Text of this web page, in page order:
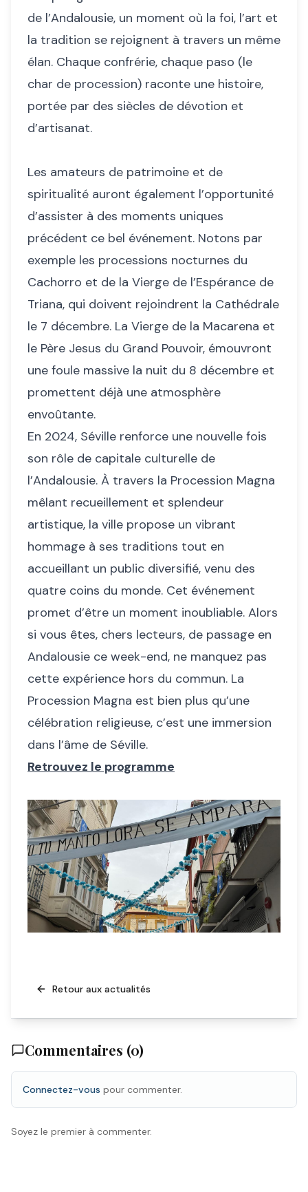
de l’Andalousie, un moment où la foi, l’art et
la tradition se rejoignent à travers un même
élan. Chaque confrérie, chaque paso (le
char de procession) raconte une histoire,
portée par des siècles de dévotion et
d’artisanat.
Les amateurs de patrimoine et de
spiritualité auront également l’opportunité
d’assister à des moments uniques
précédent ce bel événement. Notons par
exemple les processions nocturnes du
Cachorro et de la Vierge de l’Espérance de
Triana, qui doivent rejoindrent la Cathédrale
le 7 décembre. La Vierge de la Macarena et
le Père Jesus du Grand Pouvoir, émouvront
une foule massive la nuit du 8 décembre et
promettent déjà une atmosphère
envoûtante.
En 2024, Séville renforce une nouvelle fois
son rôle de capitale culturelle de
l’Andalousie. À travers la Procession Magna
mêlant recueillement et splendeur
artistique, la ville propose un vibrant
hommage à ses traditions tout en
accueillant un public diversifié, venu des
quatre coins du monde. Cet événement
promet d’être un moment inoubliable. Alors
si vous êtes, chers lecteurs, de passage en
Andalousie ce week-end, ne manquez pas
cette expérience hors du commun. La
Procession Magna est bien plus qu’une
célébration religieuse, c’est une immersion
dans l’âme de Séville.
Retrouvez le programme
Retour aux actualités
Commentaires (0)
Connectez-vous pour commenter.
Soyez le premier à commenter.